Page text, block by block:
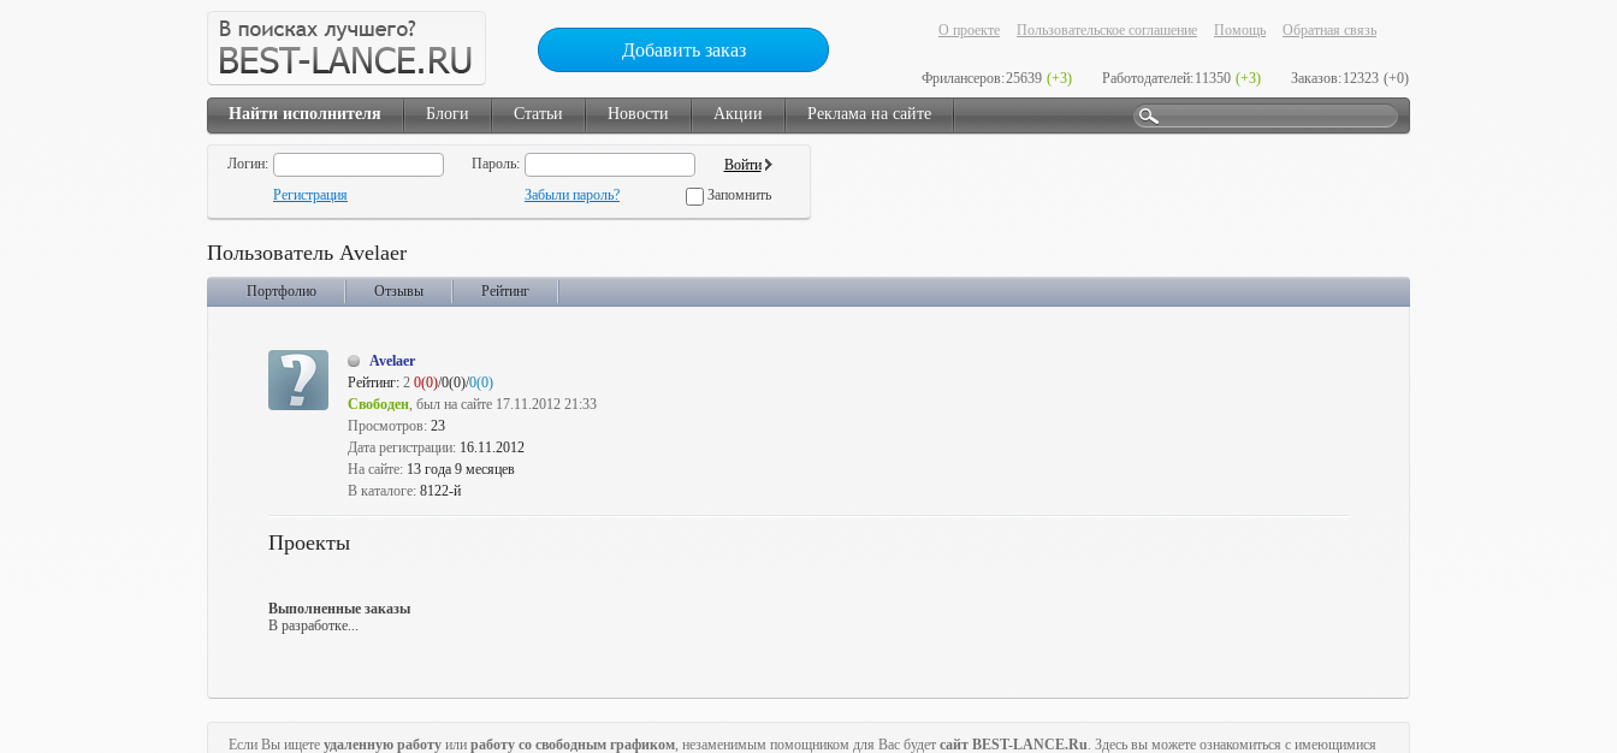
Добавить заказ
О проекте Пользовательское соглашение Помощь Обратная связь
Фрилансеров:25639 (+3) Работодателей:11350 (+3) Заказов:12323 (+0)
Найти исполнителя Блоги Статьи Новости Акции Реклама на сайте
Логин:
Пароль:
Регистрация
Забыли пароль? Запомнить
Пользователь Avelaer
Портфолио Отзывы Рейтинг
Avelaer
Рейтинг: 2 0(0)/0(0)/0(0)
Свободен, был на сайте 17.11.2012 21:33
Просмотров: 23
Дата регистрации: 16.11.2012
На сайте: 13 года 9 месяцев
В каталоге: 8122-й
Проекты
Выполненные заказы
В разработке...
Если Вы ищете удаленную работу или работу со свободным графиком, незаменимым помощником для Вас будет сайт BEST-LANCE.Ru. Здесь вы можете ознакомиться с имеющимися